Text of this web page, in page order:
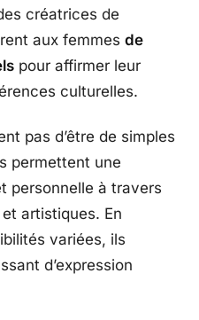
créatrices de
aux femmes de
pour affirmer leur
culturelles.
pas d’être de simples
permettent une
personnelle à travers
artistiques. En
variées, ils
d’expression